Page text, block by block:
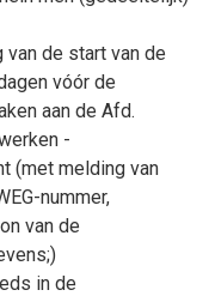
van de start van de
vóór de
aan de Afd.
-
(met melding van
nummer,
van de
in de